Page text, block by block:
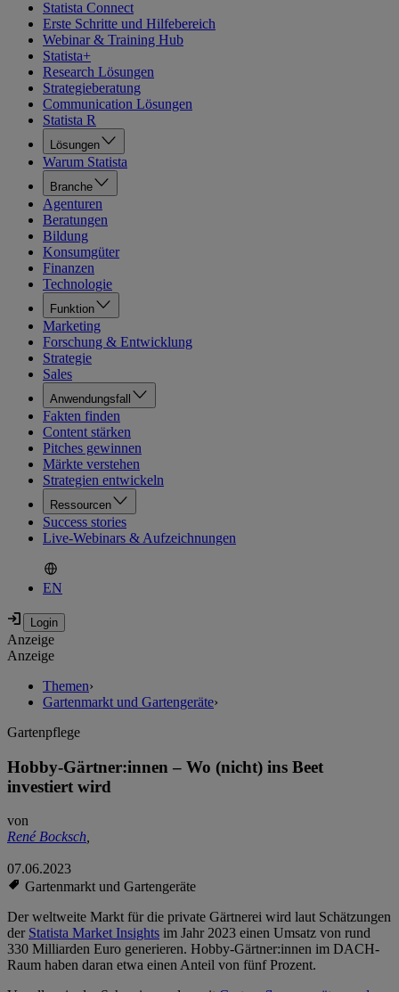
Statista Connect
Erste Schritte und Hilfebereich
Webinar & Training Hub
Statista+
Research Lösungen
Strategieberatung
Communication Lösungen
Statista R
Lösungen
Warum Statista
Branche
Agenturen
Beratungen
Bildung
Konsumgüter
Finanzen
Technologie
Funktion
Marketing
Forschung & Entwicklung
Strategie
Sales
Anwendungsfall
Fakten finden
Content stärken
Pitches gewinnen
Märkte verstehen
Strategien entwickeln
Ressourcen
Success stories
Live-Webinars & Aufzeichnungen
EN
Anzeige
Anzeige
Themen›
Gartenmarkt und Gartengeräte›
Gartenpflege
Hobby-Gärtner:innen – Wo (nicht) ins Beet
investiert wird
von
René Bocksch,
07.06.2023
Gartenmarkt und Gartengeräte
Der weltweite Markt für die private Gärtnerei wird laut Schätzungen
der Statista Market Insights im Jahr 2023 einen Umsatz von rund
330 Milliarden Euro generieren. Hobby-Gärtner:innen im DACH-
Raum haben daran etwa einen Anteil von fünf Prozent.